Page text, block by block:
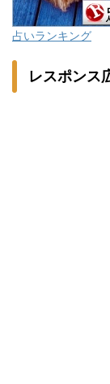
占いランキング
レスポンス